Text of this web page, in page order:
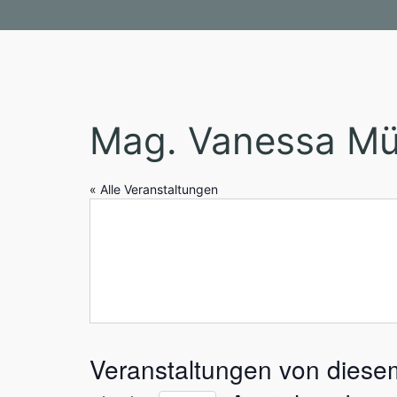
Mag. Vanessa
« Alle Veranstaltungen
Veranstaltungen von